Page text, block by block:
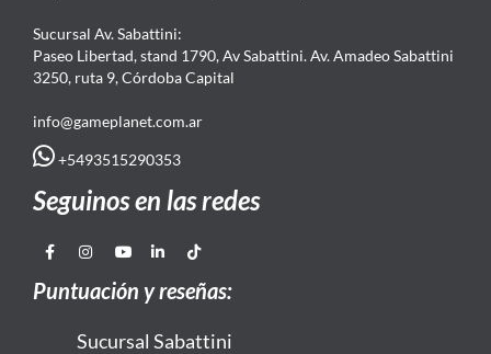
Sucursal Av. Sabattini:
Paseo Libertad, stand 1790, Av Sabattini. Av. Amadeo Sabattini
3250, ruta 9, Córdoba Capital
info@gameplanet.com.ar
+5493515290353
Seguinos en las redes
Puntuación y reseñas:
Sucursal Sabattini